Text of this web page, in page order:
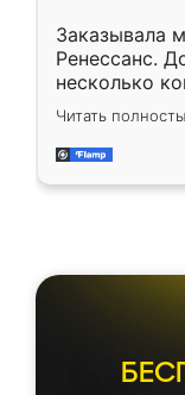
Заказывала
Ренессанс.
несколько
эту. Сначала
приехал
и снял
мебель
каких-либо
довольна,
Читать